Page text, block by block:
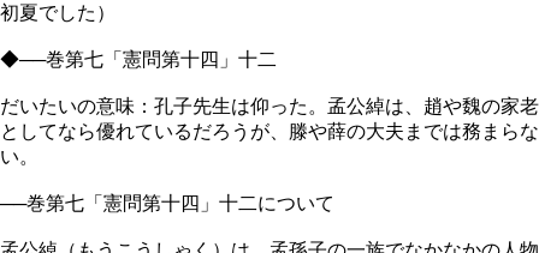
初夏でした）
◆──巻第七「憲問第十四」十二
だいたいの意味：孔子先生は仰った。孟公綽は、趙や魏の家老
としてなら優れているだろうが、滕や薛の大夫までは務まらな
い。
──巻第七「憲問第十四」十二について